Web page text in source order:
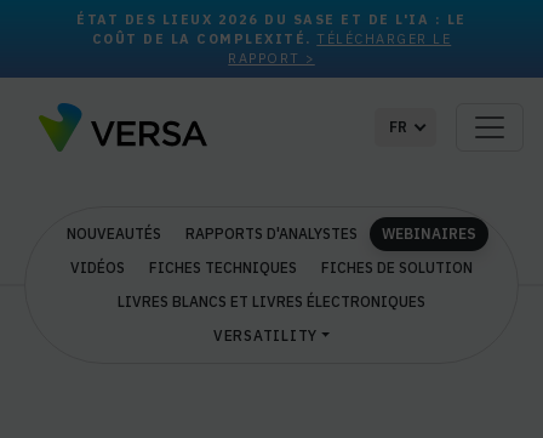
ÉTAT DES LIEUX 2026 DU SASE ET DE L'IA : LE
COÛT DE LA COMPLEXITÉ. TÉLÉCHARGER LE
RAPPORT >
FR
NOUVEAUTÉS RAPPORTS D'ANALYSTES
WEBINAIRES
VIDÉOS
FICHES TECHNIQUES
FICHES DE SOLUTION
LIVRES BLANCS ET LIVRES ÉLECTRONIQUES
VERSATILITY